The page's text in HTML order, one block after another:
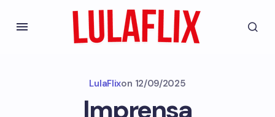
LulaFlixon 12/09/2025
Imprensa